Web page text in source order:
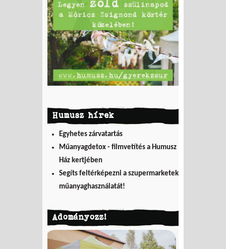
Humusz hírek
Egyhetes zárvatartás
Műanyagdetox - filmvetítés a Humusz
Ház kertjében
Segíts feltérképezni a szupermarketek
műanyaghasználatát!
Adományozz!